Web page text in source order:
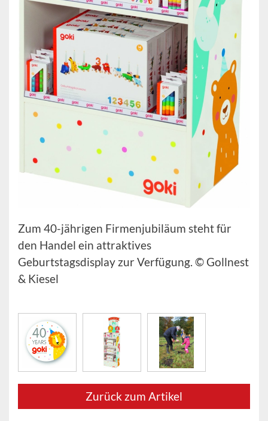
Zum 40-jährigen Firmenjubiläum steht für
den Handel ein attraktives
Geburtstagsdisplay zur Verfügung. © Gollnest
& Kiesel
Zurück zum Artikel